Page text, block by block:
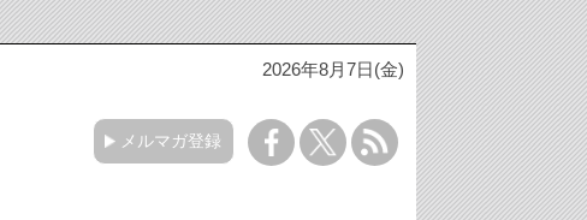
2026年8月7日(金)
メルマガ登録